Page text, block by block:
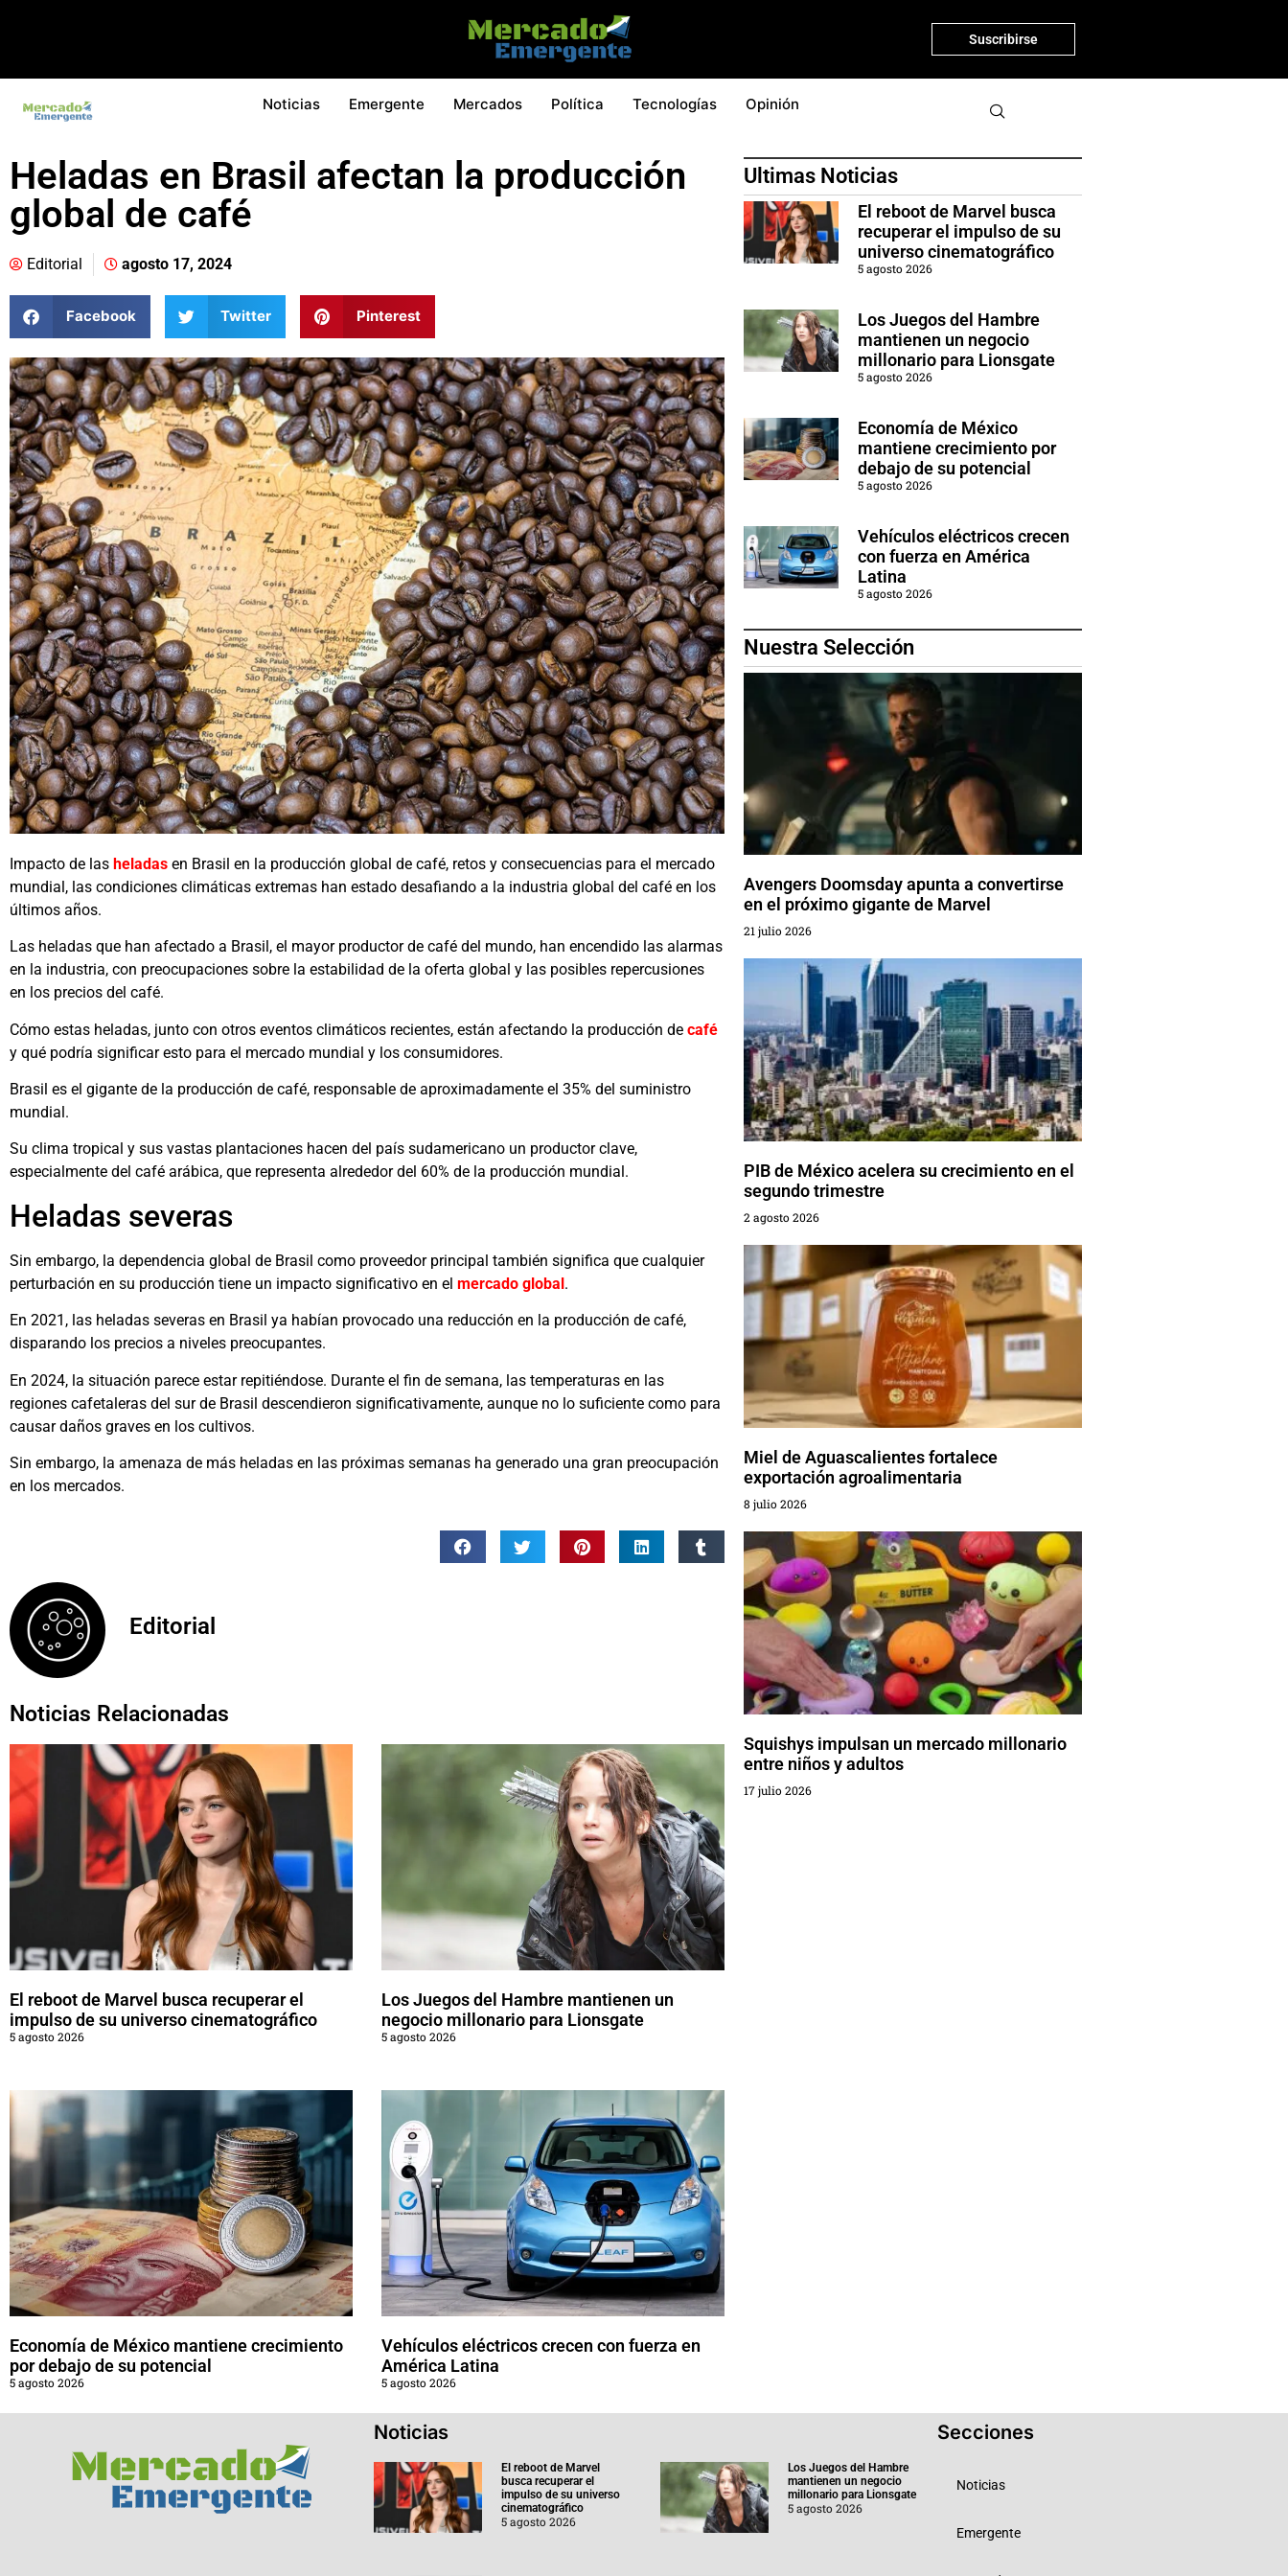
Suscribirse
Noticias Emergente Mercados Política Tecnologías Opinión
Heladas en Brasil afectan la producción
global de café
Editorial agosto 17, 2024
Facebook Twitter Pinterest
Impacto de las heladas en Brasil en la producción global de café, retos y consecuencias para el mercado
mundial, las condiciones climáticas extremas han estado desafiando a la industria global del café en los
últimos años.
Las heladas que han afectado a Brasil, el mayor productor de café del mundo, han encendido las alarmas
en la industria, con preocupaciones sobre la estabilidad de la oferta global y las posibles repercusiones
en los precios del café.
Cómo estas heladas, junto con otros eventos climáticos recientes, están afectando la producción de café
y qué podría significar esto para el mercado mundial y los consumidores.
Brasil es el gigante de la producción de café, responsable de aproximadamente el 35% del suministro
mundial.
Su clima tropical y sus vastas plantaciones hacen del país sudamericano un productor clave,
especialmente del café arábica, que representa alrededor del 60% de la producción mundial.
Heladas severas
Sin embargo, la dependencia global de Brasil como proveedor principal también significa que cualquier
perturbación en su producción tiene un impacto significativo en el mercado global.
En 2021, las heladas severas en Brasil ya habían provocado una reducción en la producción de café,
disparando los precios a niveles preocupantes.
En 2024, la situación parece estar repitiéndose. Durante el fin de semana, las temperaturas en las
regiones cafetaleras del sur de Brasil descendieron significativamente, aunque no lo suficiente como para
causar daños graves en los cultivos.
Sin embargo, la amenaza de más heladas en las próximas semanas ha generado una gran preocupación
en los mercados.
Editorial
Noticias Relacionadas
El reboot de Marvel busca recuperar el
impulso de su universo cinematográfico
5 agosto 2026
Los Juegos del Hambre mantienen un
negocio millonario para Lionsgate
5 agosto 2026
Economía de México mantiene crecimiento
por debajo de su potencial
5 agosto 2026
Vehículos eléctricos crecen con fuerza en
América Latina
5 agosto 2026
Ultimas Noticias
El reboot de Marvel busca
recuperar el impulso de su
universo cinematográfico
5 agosto 2026
Los Juegos del Hambre
mantienen un negocio
millonario para Lionsgate
5 agosto 2026
Economía de México
mantiene crecimiento por
debajo de su potencial
5 agosto 2026
Vehículos eléctricos crecen
con fuerza en América
Latina
5 agosto 2026
Nuestra Selección
Avengers Doomsday apunta a convertirse
en el próximo gigante de Marvel
21 julio 2026
PIB de México acelera su crecimiento en el
segundo trimestre
2 agosto 2026
Miel de Aguascalientes fortalece
exportación agroalimentaria
8 julio 2026
Squishys impulsan un mercado millonario
entre niños y adultos
17 julio 2026
Noticias
El reboot de Marvel
busca recuperar el
impulso de su universo
cinematográfico
5 agosto 2026
Los Juegos del Hambre
mantienen un negocio
millonario para Lionsgate
5 agosto 2026
Secciones
Noticias
Emergente